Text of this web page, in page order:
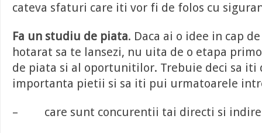
cateva sfaturi care iti vor fi de folos cu
Fa un studiu de piata. Daca ai o idee in cap
hotarat sa te lansezi, nu uita de o etapa
de piata si al oportunitilor. Trebuie deci sa iti
importanta pietii si sa iti pui urmatoarele
– care sunt concurentii tai directi si